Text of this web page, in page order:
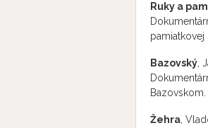
Ruky a
pamiatkovej
Bazovský ,
Bazovskom.
Žehra ,